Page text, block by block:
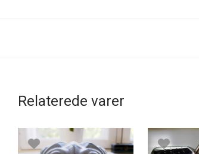
Relaterede varer